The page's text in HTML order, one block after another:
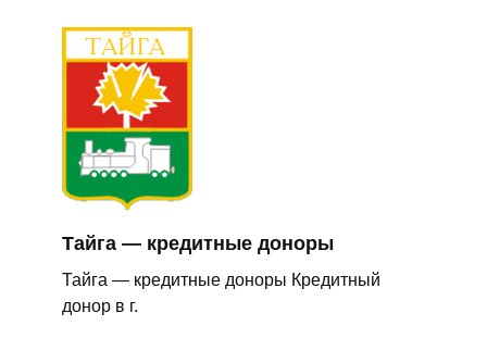
Тайга — кредитные доноры
Тайга — кредитные доноры Кредитный
донор в г.